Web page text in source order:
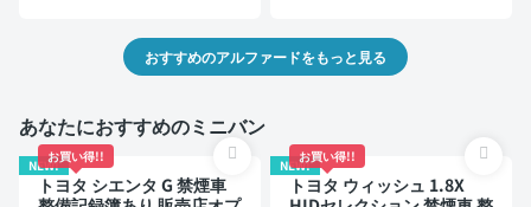
おすすめのアルファードをもっと見る
あなたにおすすめのミニバン
NEW!
お買い得!!
トヨタ シエンタ G 禁煙車
NEW!
お買い得!!
トヨタ ウィッシュ 1.8X